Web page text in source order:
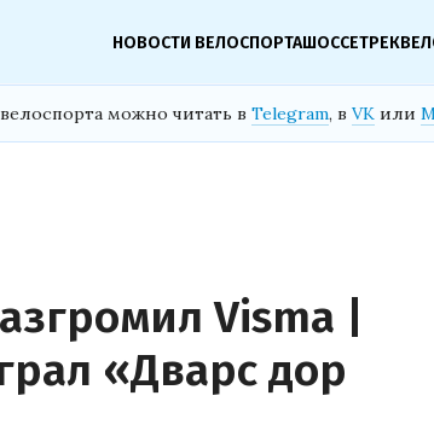
НОВОСТИ ВЕЛОСПОРТАШОССЕТРЕК
можно читать в Telegram, в VK или
Visma |
«Дварс дор